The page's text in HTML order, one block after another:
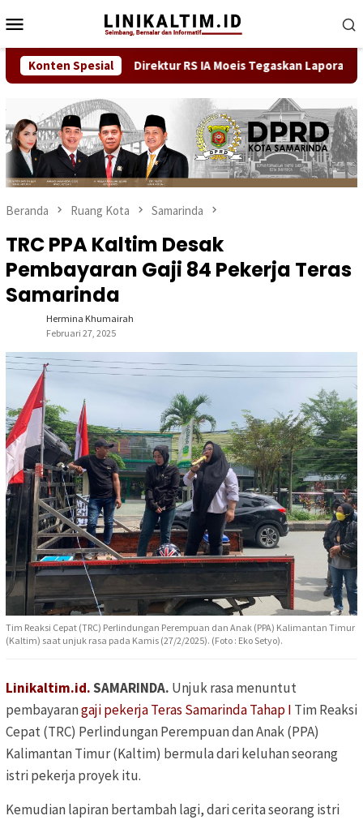
ke
kontenMobile
Konten Spesial
Saksi Direktur RS IA Moeis Tegaskan Laporan ke
Beranda Ruang Kota Samarinda
TRC PPA Kaltim Desak
Pembayaran Gaji 84 Pekerja Teras
Samarinda
Hermina Khumairah
Februari 27, 2025
Tim Reaksi Cepat (TRC) Perlindungan Perempuan dan Anak (PPA) Kalimantan Timur
(Kaltim) saat unjuk rasa pada Kamis (27/2/2025). (Foto : Eko Setyo).
Linikaltim.id.SAMARINDA. Unjuk rasa menuntut
pembayarangaji pekerja Teras Samarinda Tahap I Tim Reaksi
Cepat (TRC) Perlindungan Perempuan dan Anak (PPA)
Kalimantan Timur (Kaltim) bermula dari keluhan seorang
istri pekerja proyek itu.
Kemudian lapiran bertambah lagi, dari cerita seorang istri